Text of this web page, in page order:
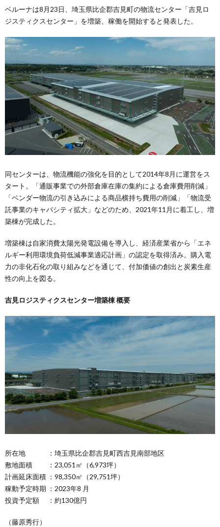
ベルーナは8月23日、埼玉県比企郡吉見町の物流センター「吉見ロ
ジスティクスセンター」を増築、稼働を開始すると発表した。
同センターは、物流機能の強化を目的として2014年8月に運営をス
タート。「通販事業での外部倉庫在庫の集約による倉庫費用削減」
「ベンダー物流の引き込みによる商品横持ち費用の削減」「物流受
託事業のキャパシティ拡大」などのため、2021年11月に着工し、増
築棟が完成した。
増築棟は自家消費太陽光発電設備を導入し、経済産業省から「エネ
ルギー利用環境負荷低減事業適応計画」の認定を取得済み。購入電
力の非化石化の取り組みなどを通じて、付加価値の創出と炭素生産
性の向上を図る。
吉見ロジスティクスセンター増築棟 概要
所在地 ：埼玉県比企郡吉見町西吉見南部地区
敷地面積 ：23,051㎡（6,973坪）
計画延床面積 ：98,350㎡（29,751坪）
稼動予定時期 ：2023年8 月
投資予定額 ：約130億円
（藤原秀行）